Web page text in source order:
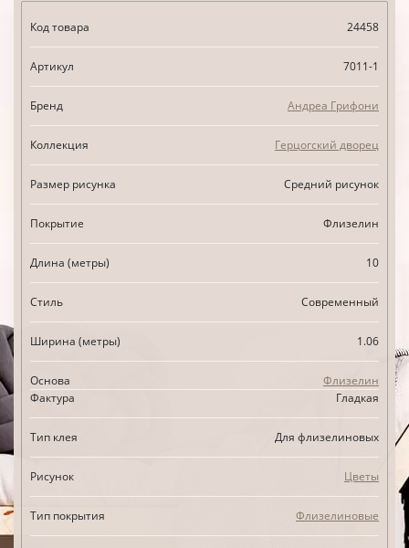
Код товара 24458
Артикул 7011-1
Бренд Андреа Грифони
Коллекция Герцогский дворец
Размер рисунка Средний рисунок
Покрытие Флизелин
Длина (метры) 10
Стиль Современный
Ширина (метры) 1.06
Основа
Флизелин
Фактура
Гладкая
Тип клея Для флизелиновых
Рисунок Цветы
Тип покрытия Флизелиновые